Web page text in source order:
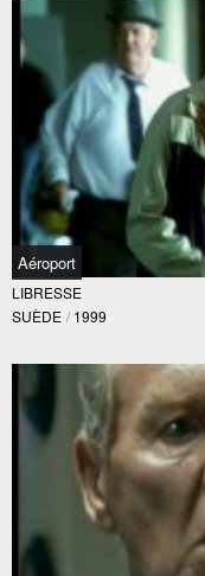
Aéroport
LIBRESSE
SUÈDE / 1999